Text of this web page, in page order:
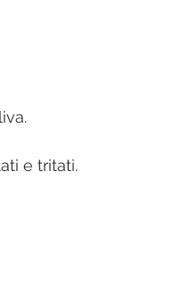
e tritati.